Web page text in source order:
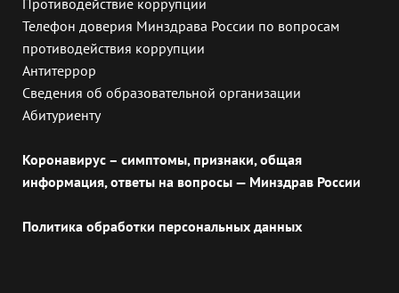
Противодействие коррупции
Телефон доверия Минздрава России по вопросам
противодействия коррупции
Антитеррор
Сведения об образовательной организации
Абитуриенту
Коронавирус – симптомы, признаки, общая
информация, ответы на вопросы — Минздрав России
Политика обработки персональных данных